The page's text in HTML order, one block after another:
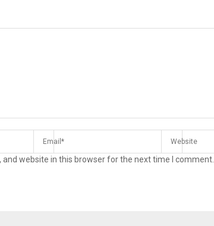
and website in this browser for the next time I comment.